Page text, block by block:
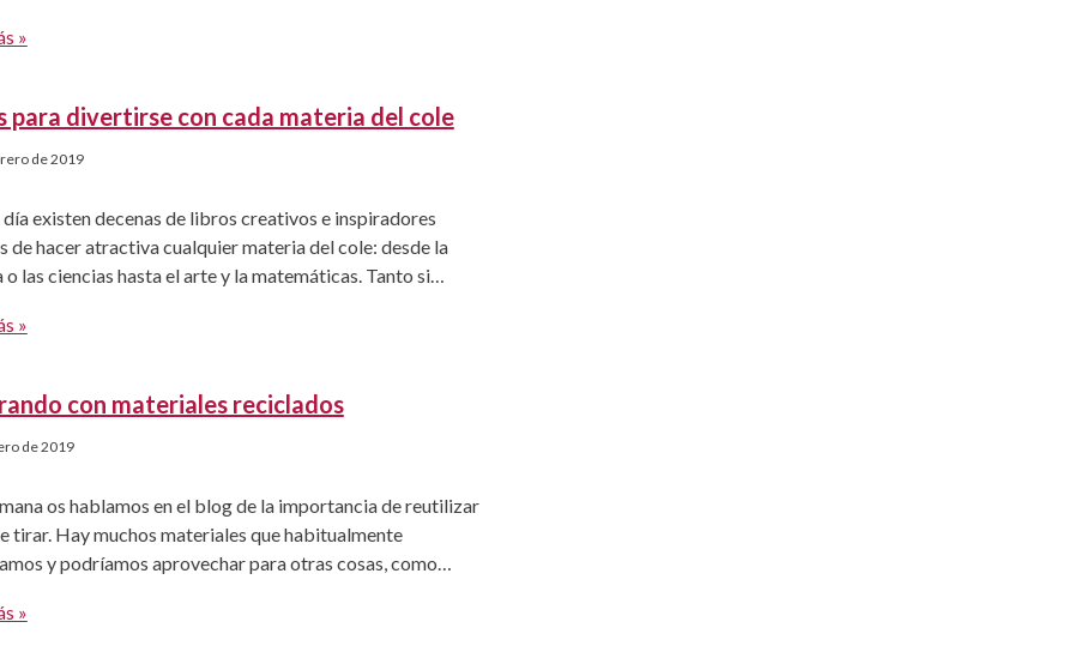
que puedan utilizar siempre que tengan una idea o
»
para divertirse con cada materia del cole
de 2019
día existen decenas de libros creativos e inspiradores
de hacer atractiva cualquier materia del cole: desde la
las ciencias hasta el arte y la matemáticas. Tanto si
materia y necesitas que la enfoquen de manera
»
con materiales reciclados
de 2019
os hablamos en el blog de la importancia de reutilizar
tirar. Hay muchos materiales que habitualmente
y podríamos aprovechar para otras cosas, como
ejemplos con diferentes materiales para que os inspiréis y
»